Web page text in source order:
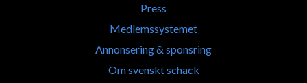
Press
Medlemssystemet
Annonsering & sponsring
Om svenskt schack